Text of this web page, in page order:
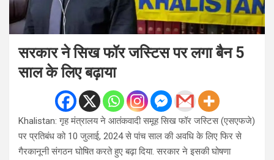
सरकार ने सिख फॉर जस्टिस पर लगा बैन 5
साल के लिए बढ़ाया
Khalistan: गृह मंत्रालय ने आतंकवादी समूह सिख फॉर जस्टिस (एसएफजे)
पर प्रतिबंध को 10 जुलाई, 2024 से पांच साल की अवधि के लिए फिर से
गैरकानूनी संगठन घोषित करते हुए बढ़ा दिया. सरकार ने इसकी घोषणा